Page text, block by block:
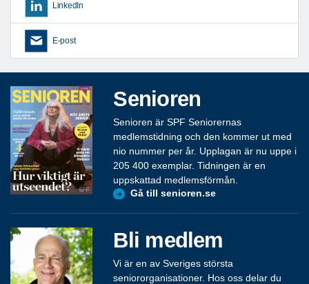
LinkedIn
E-post
Senioren
Senioren är SPF Seniorernas
medlemstidning och den kommer ut med
nio nummer per år. Upplagan är nu uppe i
205 400 exemplar. Tidningen är en
uppskattad medlemsförmån.
Gå till senioren.se
Bli medlem
Vi är en av Sveriges största
seniororganisationer. Hos oss delar du